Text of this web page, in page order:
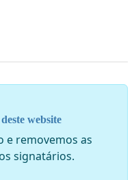
website
e removemos as
signatários.